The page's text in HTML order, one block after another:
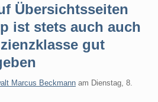
Übersichtsseiten
ist stets auch auch
gut
Marcus Beckmann am Dienstag, 8.